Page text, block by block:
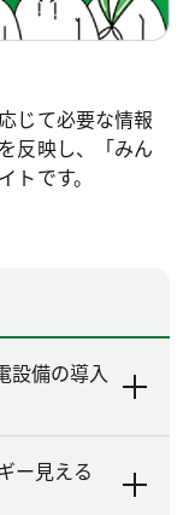
じて必要な情報
反映し、「みん
です。
設備の導入
ー見える